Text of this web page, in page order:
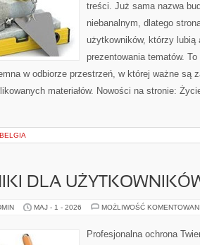
treści. Już sama nazwa
niebanalnym, dlatego
użytkowników, którzy lubią
prezentowania tematów.
w odbiorze przestrzeń, w której ważne są
materiałów. Nowości na stronie:
BELGIA
DLA
MAJ - 1 - 2026 MOŻLIWOŚĆ
Profesjonalna ochrona